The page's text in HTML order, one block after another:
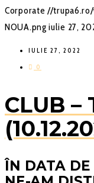
Corporate //
NOUA.png iulie 27,
IULIE 27, 2022
0
CLUB –
ÎN DATA DE